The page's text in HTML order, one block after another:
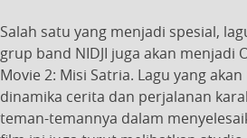
Salah satu yang menjadi spesial,
grup band NIDJI juga akan menjadi
Movie 2: Misi Satria. Lagu yang
dinamika cerita dan perjalanan
teman-temannya dalam